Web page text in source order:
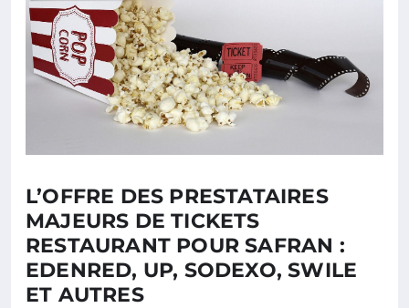
L’OFFRE DES PRESTATAIRES
MAJEURS DE TICKETS
RESTAURANT POUR SAFRAN :
EDENRED, UP, SODEXO, SWILE
ET AUTRES